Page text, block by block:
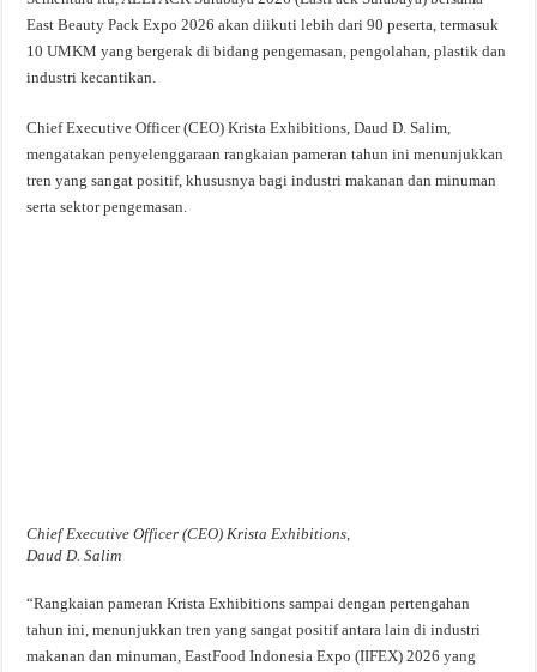
East Beauty Pack Expo 2026 akan diikuti lebih dari 90 peserta, termasuk
10 UMKM yang bergerak di bidang pengemasan, pengolahan, plastik dan
industri kecantikan.
Chief Executive Officer (CEO) Krista Exhibitions, Daud D. Salim,
mengatakan penyelenggaraan rangkaian pameran tahun ini menunjukkan
tren yang sangat positif, khususnya bagi industri makanan dan minuman
serta sektor pengemasan.
Chief Executive Officer (CEO) Krista Exhibitions,
Daud D. Salim
“Rangkaian pameran Krista Exhibitions sampai dengan pertengahan
tahun ini, menunjukkan tren yang sangat positif antara lain di industri
makanan dan minuman, EastFood Indonesia Expo (IIFEX) 2026 yang